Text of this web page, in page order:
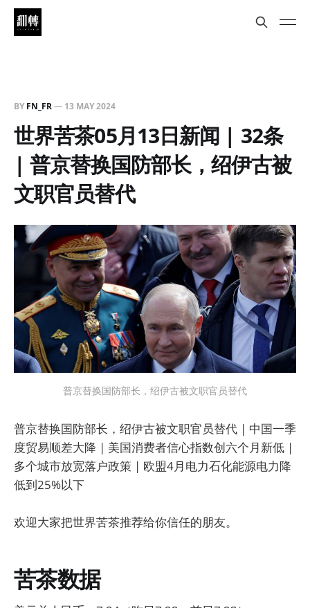
BY FN_FR— 13 MAY 2024
世界苦茶05月13日新闻 | 32条
| 普京替换国防部长，绍伊古被
文职官员替代
普京替换国防部长，绍伊古被文职官员替代
普京替换国防部长，绍伊古被文职官员替代 | 中国一季
度贸易顺差大降 | 美国消费者信心指数创六个月新低 |
多个城市放宽落户政策 | 欧盟4月电力石化能源电力降
低到25%以下
欢迎大家把世界苦茶推荐给你信任的朋友。
苦茶数据